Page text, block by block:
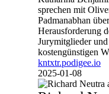
sprechen mit
Padmanabhan
Herausforderung
Jurymitglieder
kostengünstigen
kntxtr.podigee.io
2025-01-08